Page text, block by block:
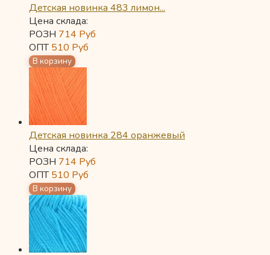
Детская новинка 483 лимон...
Цена склада:
РОЗН 714 Руб
ОПТ510 Руб
Детская новинка 284 оранжевый
Цена склада:
РОЗН 714 Руб
ОПТ510 Руб